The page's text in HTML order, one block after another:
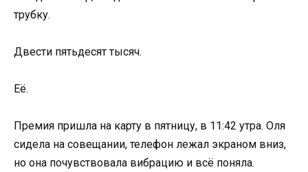
трубку.
Двести пятьдесят тысяч.
Её.
Премия пришла на карту в пятницу, в 11:42 утра. Оля
сидела на совещании, телефон лежал экраном вниз,
но она почувствовала вибрацию и всё поняла.